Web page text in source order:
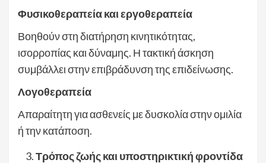
Φυσικοθεραπεία και εργοθεραπεία
Βοηθούν στη διατήρηση κινητικότητας,
ισορροπίας και δύναμης. Η τακτική άσκηση
συμβάλλει στην επιβράδυνση της επιδείνωσης.
Λογοθεραπεία
Απαραίτητη για ασθενείς με δυσκολία στην ομιλία
ή την κατάποση.
Τρόπος ζωής και υποστηρικτική φροντίδα